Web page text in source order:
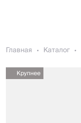
Главная Каталог
Крупнее